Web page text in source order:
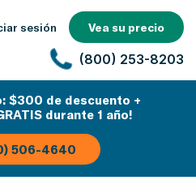
sesión Vea su precio
(800) 253-8203
$300 de descuento +
durante 1 año!
506-4640